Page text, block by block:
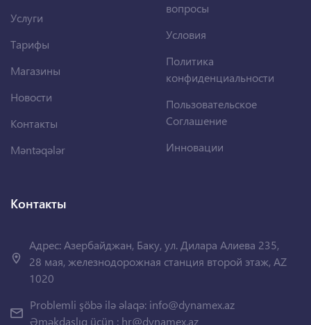
Услуги
Тарифы
Магазины
Новости
Контакты
Məntəqələr
вопросы
Условия
Политика
конфиденциальности
Пользовательское
Соглашение
Инновации
Контакты
Адрес: Азербайджан, Баку, ул. Дилара Алиева 235,
28 мая, железнодорожная станция второй этаж, AZ
1020
Problemli şöbə ilə əlaqə: info@dynamex.az
Əməkdaşlıq üçün : hr@dynamex.az